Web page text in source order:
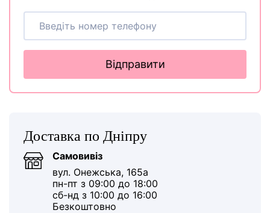
Відправити
Доставка по Дніпру
Самовивіз
вул. Онежська, 165а
пн-пт з 09:00 до 18:00
сб-нд з 10:00 до 16:00
Безкоштовно